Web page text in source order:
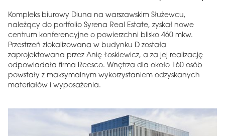
Kompleks biurowy Diuna na warszawskim Służewcu,
należący do portfolio Syrena Real Estate, zyskał nowe
centrum konferencyjne o powierzchni blisko 460 mkw.
Przestrzeń zlokalizowana w budynku D została
zaprojektowana przez Anię Łoskiewicz, a za jej realizację
odpowiadała firma Reesco. Wnętrza dla około 160 osób
powstały z maksymalnym wykorzystaniem odzyskanych
materiałów i wyposażenia.